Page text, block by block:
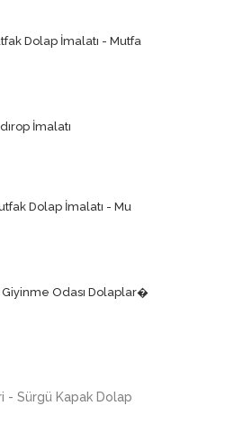
Dolap İmalatı - Mutfa
İmalatı
Dolap İmalatı - Mu
Odası Dolaplar�